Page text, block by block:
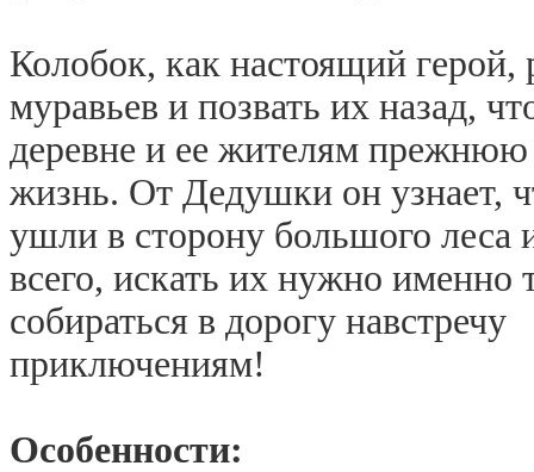
Колобок, как настоящий
муравьев и позвать их назад,
деревне и ее жителям
жизнь. От Дедушки он узнает,
ушли в сторону большого леса
всего, искать их нужно именно
собираться в дорогу навстречу
приключениям!
Особенности: